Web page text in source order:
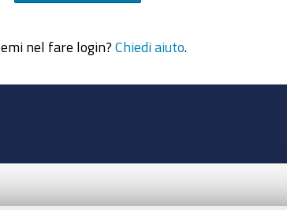
nel fare login? Chiedi aiuto